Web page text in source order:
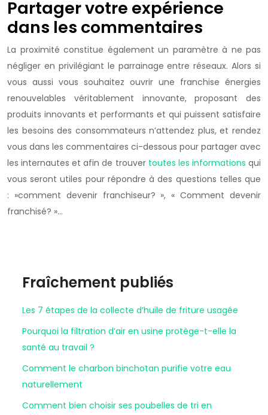
Partager votre expérience
dans les commentaires
La proximité constitue également un paramètre à ne pas
négliger en privilégiant le parrainage entre réseaux. Alors si
vous aussi vous souhaitez ouvrir une franchise énergies
renouvelables véritablement innovante, proposant des
produits innovants et performants et qui puissent satisfaire
les besoins des consommateurs n’attendez plus, et rendez
vous dans les commentaires ci-dessous pour partager avec
les internautes et afin de trouver toutes les informations qui
vous seront utiles pour répondre à des questions telles que
: »comment devenir franchiseur? », « Comment devenir
franchisé? »…
Fraîchement publiés
Les 7 étapes de la collecte d’huile de friture usagée
Pourquoi la filtration d’air en usine protège-t-elle la
santé au travail ?
Comment le charbon binchotan purifie votre eau
naturellement
Comment bien choisir ses poubelles de tri en